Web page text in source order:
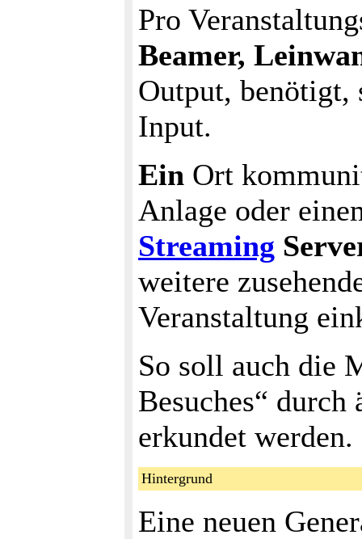
Pro
Beamer,
Output, benötigt,
Input.
Ein Ort
Anlage oder
Streaming
weitere
Veranstaltung
So soll auch die
Besuches“
erkundet werden.
Hintergrund
Eine neuen